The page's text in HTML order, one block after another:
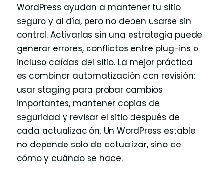
WordPress ayudan a mantener tu sitio
seguro y al día, pero no deben usarse sin
control. Activarlas sin una estrategia puede
generar errores, conflictos entre plug-ins o
incluso caídas del sitio. La mejor práctica
es combinar automatización con revisión:
usar staging para probar cambios
importantes, mantener copias de
seguridad y revisar el sitio después de
cada actualización. Un WordPress estable
no depende solo de actualizar, sino de
cómo y cuándo se hace.